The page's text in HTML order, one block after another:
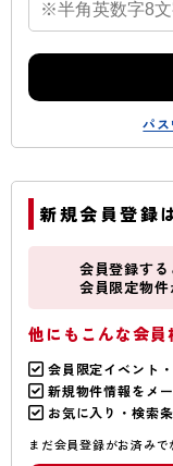
パ
新規会員登録
会員登録する
会員限定物件
他にもこんな会員
会員限定イベント
新規物件情報をメ
お気に入り・検索
まだ会員登録がお済みで